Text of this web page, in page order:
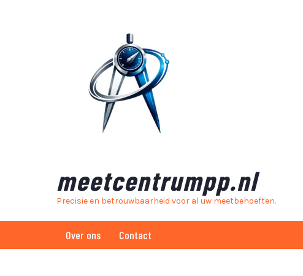
meetcentrumpp.nl
Precisie en betrouwbaarheid voor al uw meetbehoeften.
Over ons Contact